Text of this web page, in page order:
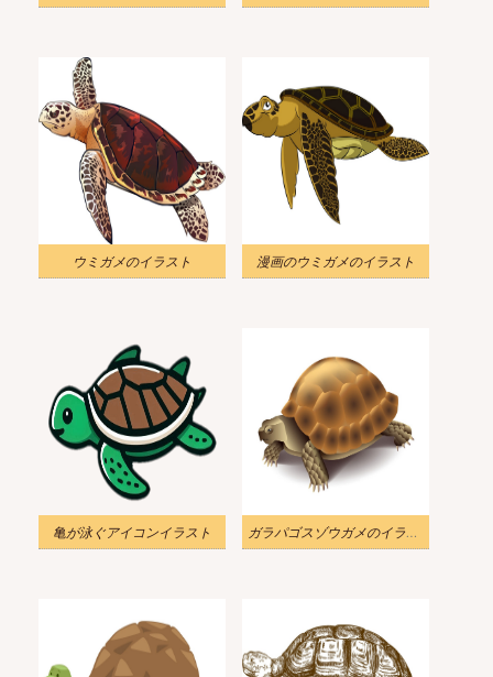
ウミガメのイラスト 漫画のウミガメのイラスト
亀が泳ぐアイコンイラスト ガラパゴスゾウガメのイラスト